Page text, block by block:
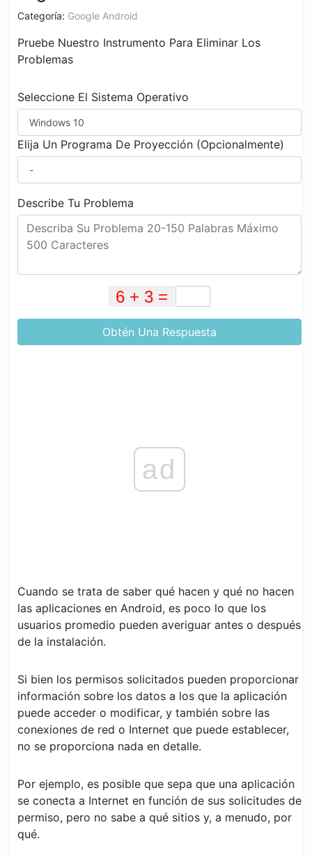
Categoría: Google Android
Pruebe Nuestro Instrumento Para Eliminar Los
Problemas
Seleccione El Sistema Operativo
Elija Un Programa De Proyección (Opcionalmente)
Describe Tu Problema
Obtén Una Respuesta
ad
Cuando se trata de saber qué hacen y qué no hacen
las aplicaciones en Android, es poco lo que los
usuarios promedio pueden averiguar antes o después
de la instalación.
Si bien los permisos solicitados pueden proporcionar
información sobre los datos a los que la aplicación
puede acceder o modificar, y también sobre las
conexiones de red o Internet que puede establecer,
no se proporciona nada en detalle.
Por ejemplo, es posible que sepa que una aplicación
se conecta a Internet en función de sus solicitudes de
permiso, pero no sabe a qué sitios y, a menudo, por
qué.